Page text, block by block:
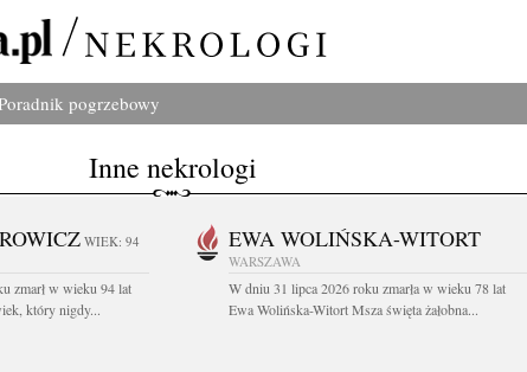
pogrzebowy
Inne nekrologi
WIEK: 94
zmarł w wieku 94 lat
który nigdy...
EWA WOLIŃSKA-WITORT
WARSZAWA
W dniu 31 lipca 2026 roku zmarła w wieku 78 lat
Ewa Wolińska-Witort Msza święta żałobna...